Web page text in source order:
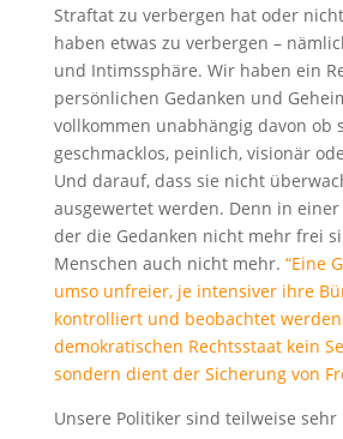
Straftat zu verbergen hat oder
haben etwas zu verbergen –
und Intimssphäre. Wir haben ein
persönlichen Gedanken und
vollkommen unabhängig davon ob
geschmacklos, peinlich, visionär
Und darauf, dass sie nicht
ausgewertet werden. Denn in einer
der die Gedanken nicht mehr frei
Menschen auch nicht mehr. “Eine
umso unfreier, je intensiver ihre
kontrolliert und beobachtet
demokratischen Rechtsstaat kein
sondern dient der Sicherung von
Unsere Politiker sind teilweise sehr